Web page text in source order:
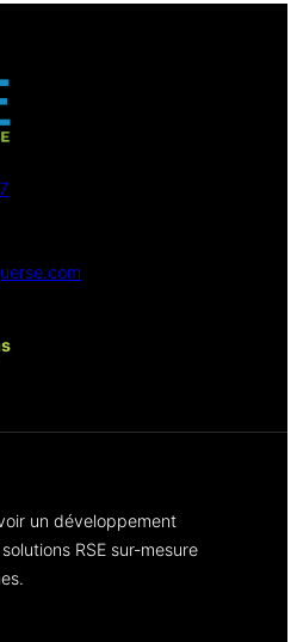
un développement
RSE sur-mesure